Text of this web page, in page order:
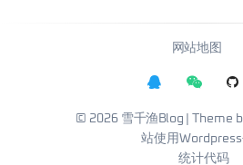
网站地图
© 2026 雪千渔Blog | Theme
站使用
统计代码